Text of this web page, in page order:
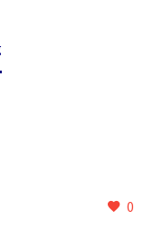
0